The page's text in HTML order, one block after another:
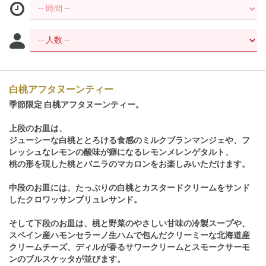
白桃アフタヌーンティー
季節限定 白桃アフタヌーンティー。
上段のお皿は、
ジューシーな白桃ととろける食感のミルクブランマンジェや、フ
レッシュなレモンの酸味が癖になるレモンメレンゲタルト、
桃の形を現した桃とバニラのマカロンをお楽しみいただけます。
中段のお皿には、たっぷりの白桃とカスタードクリームをサンド
したクロワッサンブリュレサンド。
そして下段のお皿は、桃と野菜のやさしい甘味の冷製スープや、
スペイン産ハモンセラーノ生ハムで包んだクリーミーな北海道産
クリームチーズ、ディルが香るサワークリームとスモークサーモ
ンのブルスケッタが並びます。